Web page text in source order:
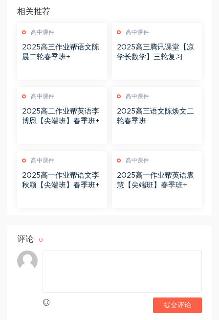
相关推荐
高中课件
2025高三作业帮语文陈
晨二轮春季班+
高中课件
2025高三腾讯课堂【凉
学长数学】三轮复习
高中课件
2025高二作业帮英语李
博恩【尖端班】春季班+
高中课件
2025高三语文陈焕文二
轮春季班
高中课件
2025高一作业帮语文李
秋颖【尖端班】春季班+
高中课件
2025高一作业帮英语袁
慧【尖端班】春季班+
评论 0
提交评论